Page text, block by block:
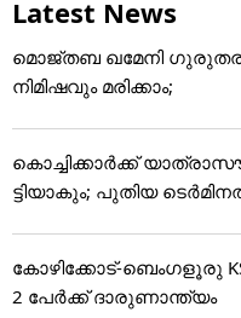
Latest News
മൊജ്തബ ഖമേനി
നിമിഷവും മരിക്കാം;
കൊച്ചിക്കാർക്ക്
ട്ടിയാകും; പുതിയ
കോഴിക്കോട്-ബെംഗളൂരു
2 പേർക്ക് ദാരുണാന്ത്യം